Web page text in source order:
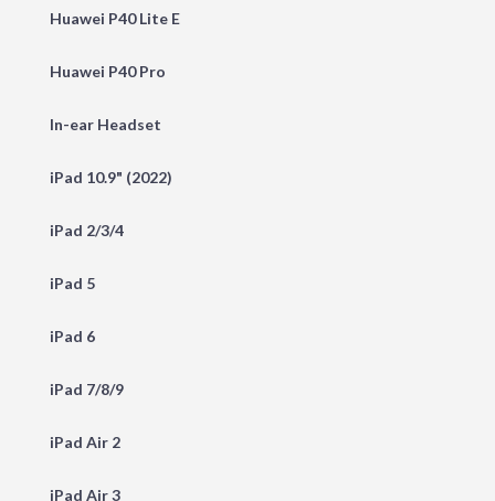
Huawei P40 Lite E
Huawei P40 Pro
In-ear Headset
iPad 10.9" (2022)
iPad 2/3/4
iPad 5
iPad 6
iPad 7/8/9
iPad Air 2
iPad Air 3